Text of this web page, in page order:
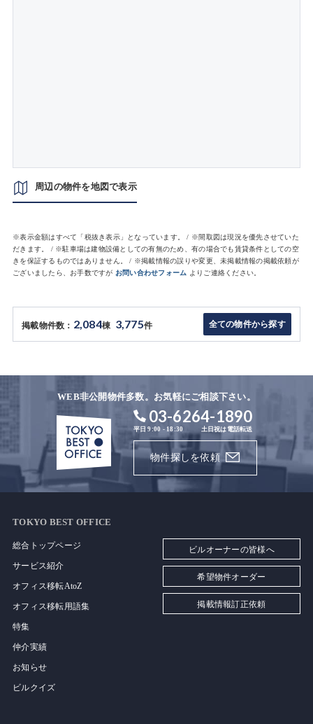
周辺の物件を地図で表示
※表示金額はすべて「税抜き表示」となっています。 / ※間取図は現況を優先させていた
だきます。 / ※駐車場は建物設備としての有無のため、有の場合でも賃貸条件としての空
きを保証するものではありません。 / ※掲載情報の誤りや変更、未掲載情報の掲載依頼が
ございましたら、お手数ですが お問い合わせフォーム よりご連絡ください。
掲載物件数： 2,084棟 3,775件 全ての物件から探す
WEB非公開物件多数。お気軽にご相談下さい。
03-6264-1890
平日 9:00 - 18:30 土日祝は電話転送
物件探しを依頼
TOKYO BEST OFFICE
総合トップページ
サービス紹介
オフィス移転AtoZ
オフィス移転用語集
特集
仲介実績
お知らせ
ビルクイズ
ビルオーナーの皆様へ
希望物件オーダー
掲載情報訂正依頼